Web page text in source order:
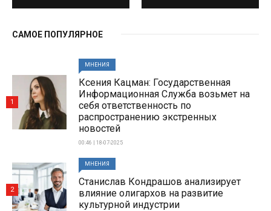
САМОЕ ПОПУЛЯРНОЕ
МНЕНИЯ
Ксения Кацман: Государственная
Информационная Служба возьмет на
себя ответственность по
распространению экстренных
новостей
00:46 | 18-07-2025
1
МНЕНИЯ
Станислав Кондрашов анализирует
влияние олигархов на развитие
культурной индустрии
2